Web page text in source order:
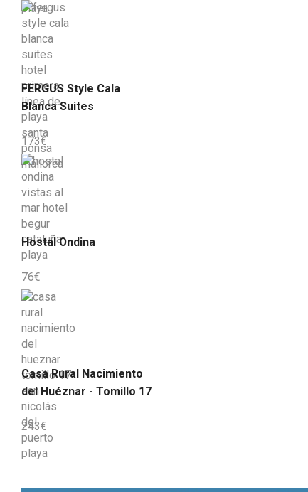
FERGUS Style Cala
Blanca Suites
173€
Hostal Ondina
76€
Casa Rural Nacimiento
del Huéznar - Tomillo 17
243€